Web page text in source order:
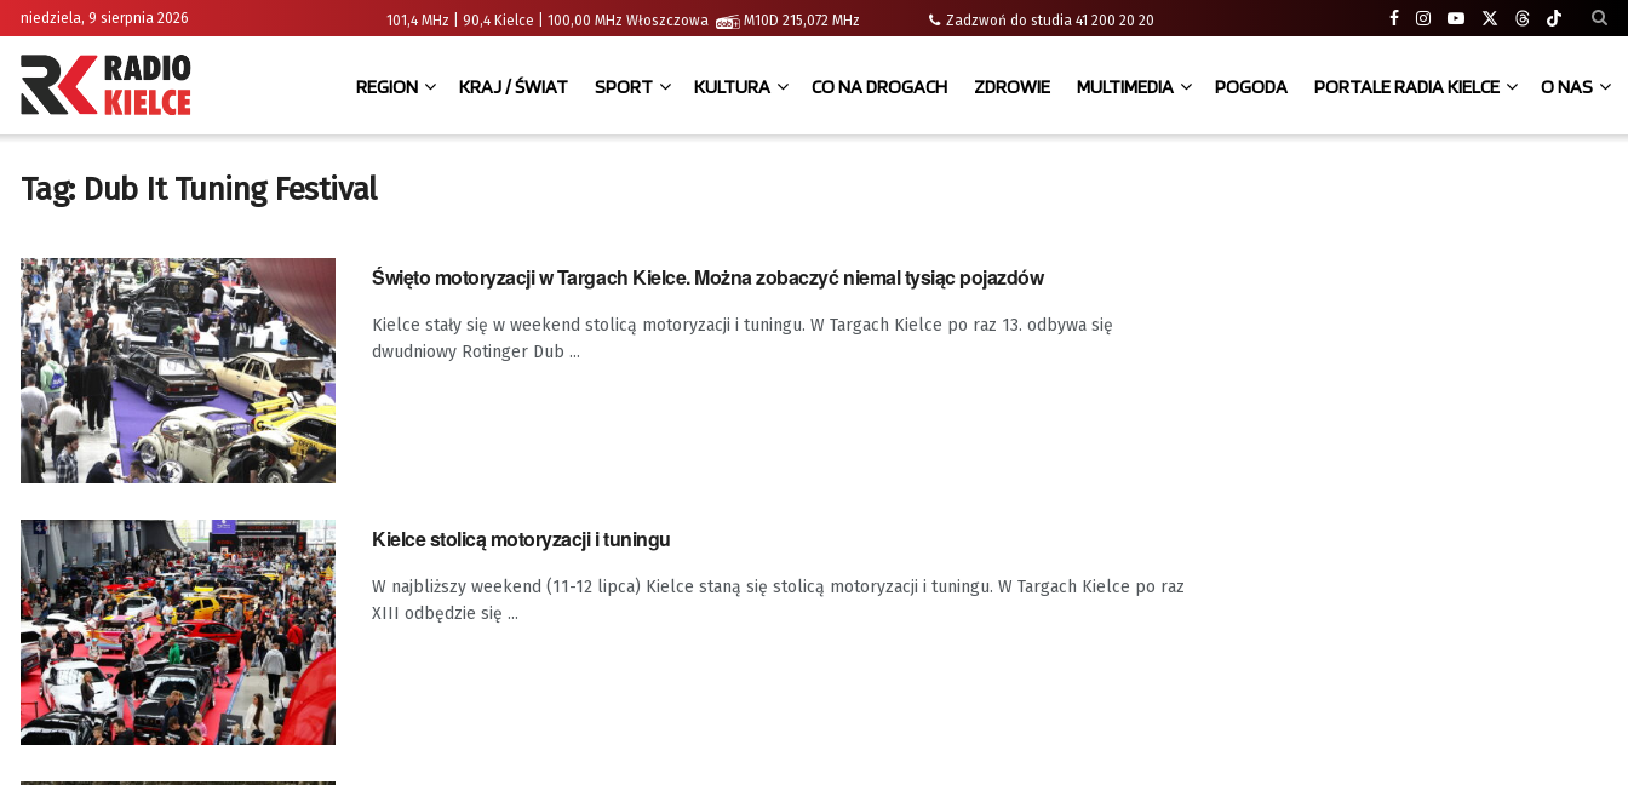
niedziela, 9 sierpnia 2026 101,4 MHz | 90,4 Kielce | 100,00 MHz Włoszczowa M10D 215,072 MHz Zadzwoń do studia 41 200 20 20
REGION KRAJ / ŚWIAT SPORT KULTURA CO NA DROGACH ZDROWIE MULTIMEDIA POGODA PORTALE RADIA KIELCE O NAS
Tag: Dub It Tuning Festival
Święto motoryzacji w Targach Kielce. Można zobaczyć niemal tysiąc pojazdów
Kielce stały się w weekend stolicą motoryzacji i tuningu. W Targach Kielce po raz 13. odbywa się
dwudniowy Rotinger Dub ...
Kielce stolicą motoryzacji i tuningu
W najbliższy weekend (11-12 lipca) Kielce staną się stolicą motoryzacji i tuningu. W Targach Kielce po raz
XIII odbędzie się ...